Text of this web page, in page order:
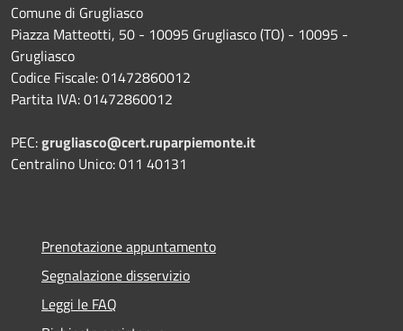
Comune di Grugliasco
Piazza Matteotti, 50 - 10095 Grugliasco (TO) - 10095 -
Grugliasco
Codice Fiscale: 01472860012
Partita IVA: 01472860012
PEC:grugliasco@cert.ruparpiemonte.it
Centralino Unico: 011 40131
Prenotazione appuntamento
Segnalazione disservizio
Leggi le FAQ